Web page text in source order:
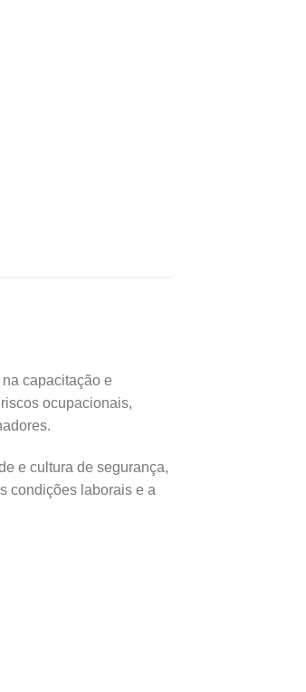
capacitação e
ocupacionais,
e cultura de segurança,
condições laborais e a